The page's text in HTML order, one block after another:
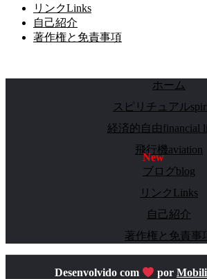
リンクLinks
自己紹介
著作権と免責事項
ホーム
スピリチュアル
経済的自由financial
飛行機aviation
ブログblog
リンクLinks
自己紹介
著作権と免責事
Desenvolvido com por